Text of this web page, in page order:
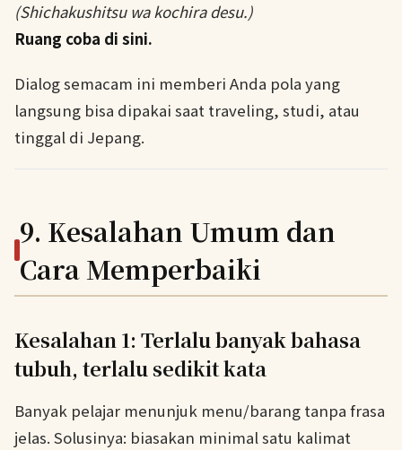
(Shichakushitsu wa kochira desu.)
Ruang coba di sini.
Dialog semacam ini memberi Anda pola yang
langsung bisa dipakai saat traveling, studi, atau
tinggal di Jepang.
9. Kesalahan Umum dan
Cara Memperbaiki
Kesalahan 1: Terlalu banyak bahasa
tubuh, terlalu sedikit kata
Banyak pelajar menunjuk menu/barang tanpa frasa
jelas. Solusinya: biasakan minimal satu kalimat